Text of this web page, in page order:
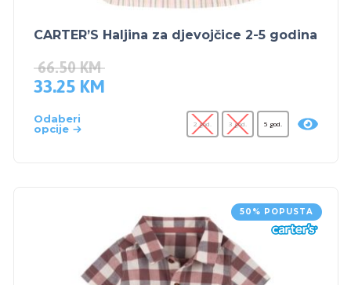
CARTER’S Haljina za djevojčice 2-5 godina
66.50KM
33.25 KM
Odaberi
opcije
2 god. 3 god. 5 god.
50% POPUSTA